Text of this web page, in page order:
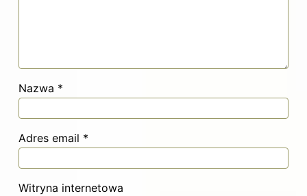
Nazwa *
Adres email *
Witryna internetowa